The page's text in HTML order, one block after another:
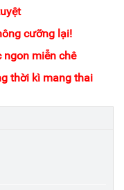
cưỡng lại!
ngon miễn chê
thời kì mang thai